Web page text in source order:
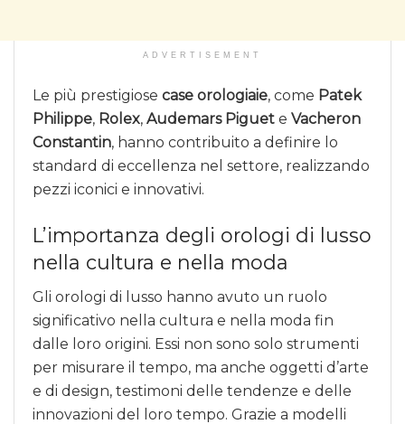
ADVERTISEMENT
Le più prestigiose case orologiaie, come Patek
Philippe, Rolex, Audemars Piguet e Vacheron
Constantin, hanno contribuito a definire lo
standard di eccellenza nel settore, realizzando
pezzi iconici e innovativi.
L’importanza degli orologi di lusso
nella cultura e nella moda
Gli orologi di lusso hanno avuto un ruolo
significativo nella cultura e nella moda fin
dalle loro origini. Essi non sono solo strumenti
per misurare il tempo, ma anche oggetti d’arte
e di design, testimoni delle tendenze e delle
innovazioni del loro tempo. Grazie a modelli